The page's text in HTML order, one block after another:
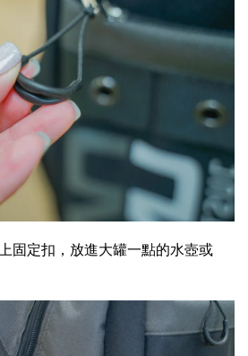
固定扣，放進大罐一點的水壺或